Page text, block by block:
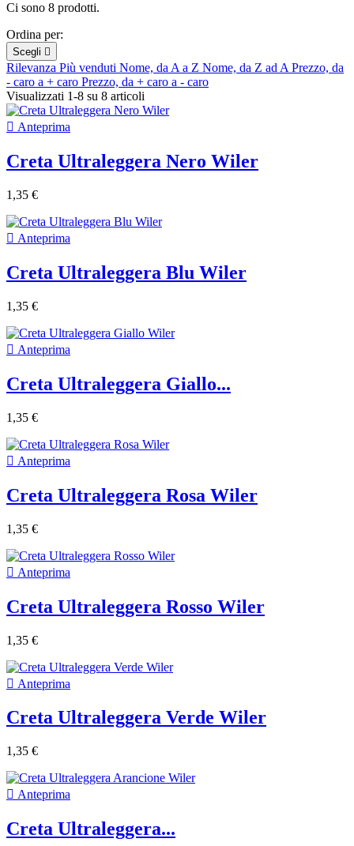
Ci sono 8 prodotti.
Ordina per:
Scegli 
Rilevanza Più venduti Nome, da A a Z Nome, da Z ad APrezzo, da
- caro a + caro Prezzo, da + caro a - caro
Visualizzati 1-8 su 8 articoli
 Anteprima
Creta Ultraleggera Nero Wiler
1,35 €
 Anteprima
Creta Ultraleggera Blu Wiler
1,35 €
 Anteprima
Creta Ultraleggera Giallo...
1,35 €
 Anteprima
Creta Ultraleggera Rosa Wiler
1,35 €
 Anteprima
Creta Ultraleggera Rosso Wiler
1,35 €
 Anteprima
Creta Ultraleggera Verde Wiler
1,35 €
 Anteprima
Creta Ultraleggera...